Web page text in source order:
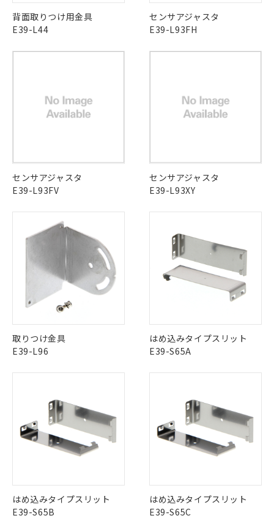
背面取りつけ用金具
E39-L44
センサアジャスタ
E39-L93FH
センサアジャスタ
E39-L93FV
センサアジャスタ
E39-L93XY
取りつけ金具
E39-L96
はめ込みタイプスリット
E39-S65A
はめ込みタイプスリット
E39-S65B
はめ込みタイプスリット
E39-S65C
事前の承諾なく第三者に漏洩または開
示しないようお願いします。
マイパーツ機能（部品リスト作成サー
ビス）をご利用いただくには、I-Web
登録された部品リストについて、当社
および当社の共同利用者が、当社の製
※当社の共同利用者とは、"個人情報
の共同利用に関して"
の「1.共同利
用者の範囲」に記載されている法人を
※2 対応予定月
部品在庫の切り替え状況などにより、予定
※3 非含有証明書ダウンロード
下記の非含有証明書をダウンロードするこ
EU RoHS指令（10物質）の非含有証明書
51物質の非含有証明書（当社基準）
※本証明書は発行日時点で非含有を証明す
ものではありません。
また、RoHS指令のフタル酸エステル類４
物質の対応では、対応完了までの期間は出
荷製品に未対応品が混在することから備考
欄に対応日を記載しておりました。
既に当社にて対応品への在庫切替を完了
していることから、特段のことがない限
り、2022年1月12日より割愛しておりま
す。
「ｅ」：有害物質（10物質）のすべてが基
準値以下であることを示します。
「10」：通常の使用状況下において有害物
場合は、上記1、2および3の内容を当
該第三者に通知します。また当社は、
販売先および販売に係わる関係者が違
白
情報を公開していない機種